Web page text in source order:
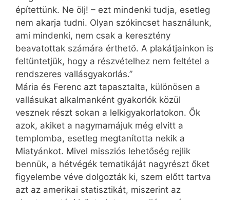
építettünk. Ne ölj! – ezt mindenki tudja, esetleg
nem akarja tudni. Olyan szókincset használunk,
ami mindenki, nem csak a keresztény
beavatottak számára érthető. A plakátjainkon is
feltüntetjük, hogy a részvételhez nem feltétel a
rendszeres vallásgyakorlás.”
Mária és Ferenc azt tapasztalta, különösen a
vallásukat alkalmanként gyakorlók közül
vesznek részt sokan a lelkigyakorlatokon. Ők
azok, akiket a nagymamájuk még elvitt a
templomba, esetleg megtanította nekik a
Miatyánkot. Mivel missziós lehetőség rejlik
bennük, a hétvégék tematikáját nagyrészt őket
figyelembe véve dolgozták ki, szem előtt tartva
azt az amerikai statisztikát, miszerint az